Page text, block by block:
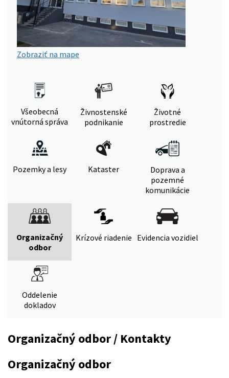
Zobraziť na mape
Všeobecná
vnútorná správa
Živnostenské
podnikanie
Životné
prostredie
Pozemky a lesy Kataster
Doprava a
pozemné
komunikácie
Organizačný
odbor
Krízové riadenie Evidencia vozidiel
Oddelenie
dokladov
Organizačný odbor / Kontakty
Organizačný odbor